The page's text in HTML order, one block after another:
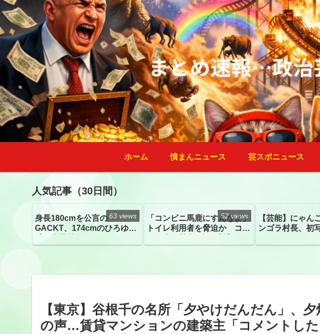
ホーム 憤まんニュース 芸スポニュース
人気記事（30日間）
身長180cmを公言の
GACKT、174cmのひろゆき
トざわつき イベントでの写
63 views
「コンビニ馬鹿にすんなよ」
トイレ利用者を脅迫か コン
52 views
【芸能】にゃん
ンゴラ村長、初
はデジタル写真
【東京】谷根千の名所「夕やけだんだん」、
の声…賃貸マンションの建築主「コメントした